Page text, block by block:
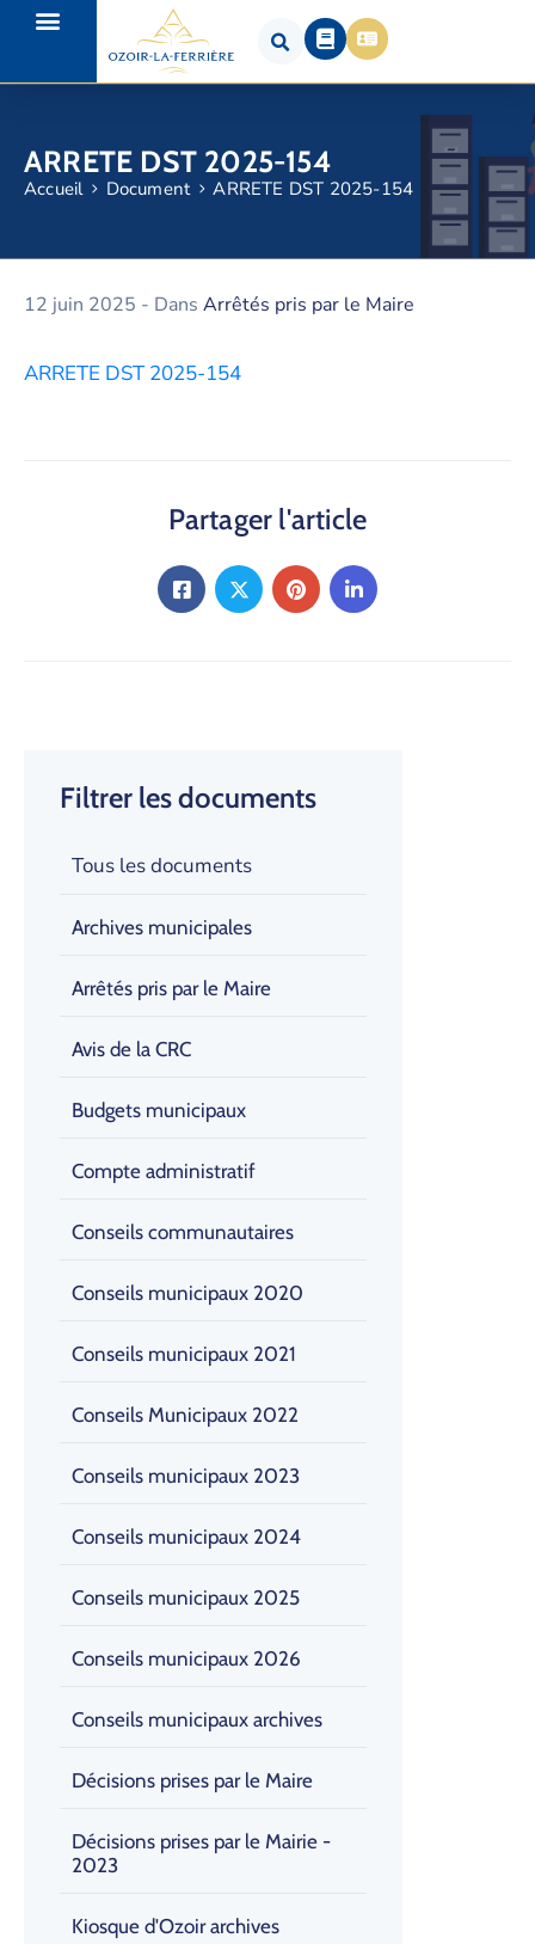
ARRETE DST 2025-154
Accueil Document ARRETE DST 2025-154
Filtrer les documents
Tous les documents
Archives municipales
Arrêtés pris par le Maire
Avis de la CRC
Budgets municipaux
Compte administratif
Conseils communautaires
Conseils municipaux 2020
Conseils municipaux 2021
Conseils Municipaux 2022
Conseils municipaux 2023
Conseils municipaux 2024
Conseils municipaux 2025
Conseils municipaux 2026
Conseils municipaux archives
Décisions prises par le Maire
Décisions prises par le Mairie -
2023
Kiosque d'Ozoir archives
12 juin 2025 - Dans Arrêtés pris par le Maire
ARRETE DST 2025-154
Partager l'article